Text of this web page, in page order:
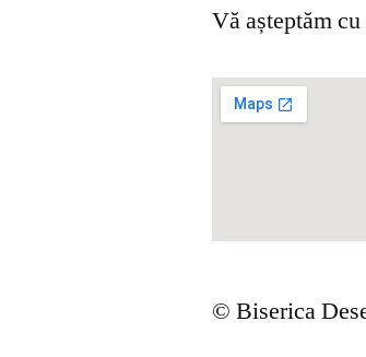
Vă așteptăm
© Biserica